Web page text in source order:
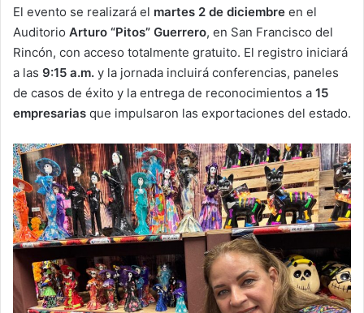
El evento se realizará el martes 2 de diciembre en el
Auditorio Arturo “Pitos” Guerrero, en San Francisco del
Rincón, con acceso totalmente gratuito. El registro iniciará
a las 9:15 a.m. y la jornada incluirá conferencias, paneles
de casos de éxito y la entrega de reconocimientos a 15
empresarias que impulsaron las exportaciones del estado.